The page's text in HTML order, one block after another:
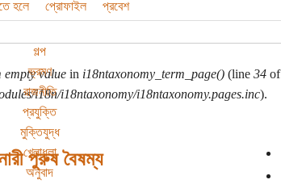
হলে প্রোফাইল প্রবেশ
গল্প
ভ্রমণ
রাজনীতি
প্রযুক্তি
মুক্তিযুদ্ধ
খেলাধুলা
অনুবাদ
empty valuein i18ntaxonomy_term_page()(line 34of
i18n/i18ntaxonomy/i18ntaxonomy.pages.inc).
পুরুষ বৈষম্য